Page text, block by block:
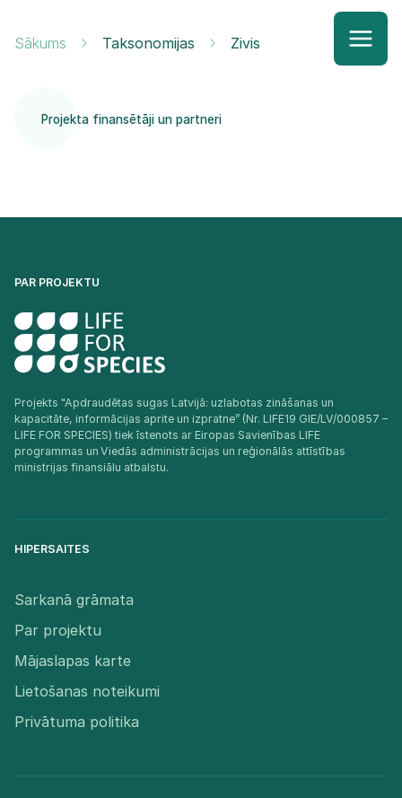
Sākums Taksonomijas Zivis
Projekta finansētāji un partneri
PAR PROJEKTU
Projekts "Apdraudētas sugas Latvijā: uzlabotas zināšanas un
kapacitāte, informācijas aprite un izpratne” (Nr. LIFE19 GIE/LV/000857 –
LIFE FOR SPECIES) tiek īstenots ar Eiropas Savienības LIFE
programmas un Viedās administrācijas un reģionālās attīstības
ministrijas finansiālu atbalstu.​
HIPERSAITES
Sarkanā grāmata
Par projektu
Mājaslapas karte
Lietošanas noteikumi
Privātuma politika